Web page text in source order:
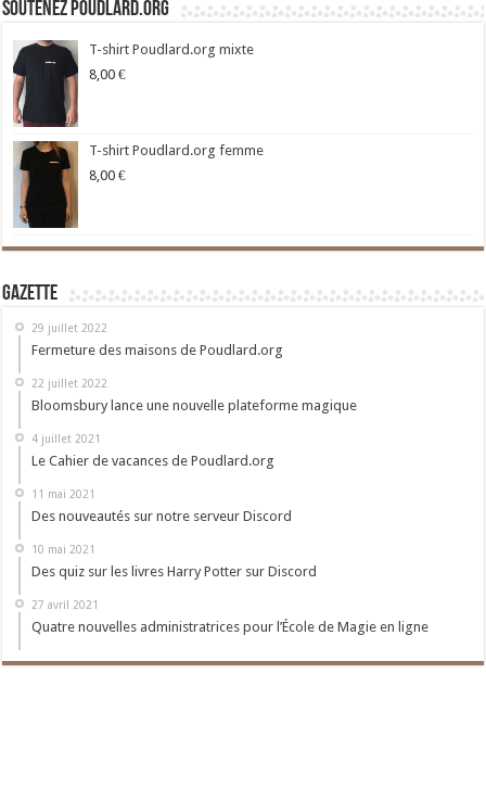
Soutenez Poudlard.org
T-shirt Poudlard.org mixte
8,00 €
T-shirt Poudlard.org femme
8,00 €
Gazette
29 juillet 2022
Fermeture des maisons de Poudlard.org
22 juillet 2022
Bloomsbury lance une nouvelle plateforme magique
4 juillet 2021
Le Cahier de vacances de Poudlard.org
11 mai 2021
Des nouveautés sur notre serveur Discord
10 mai 2021
Des quiz sur les livres Harry Potter sur Discord
27 avril 2021
Quatre nouvelles administratrices pour l’École de Magie en ligne